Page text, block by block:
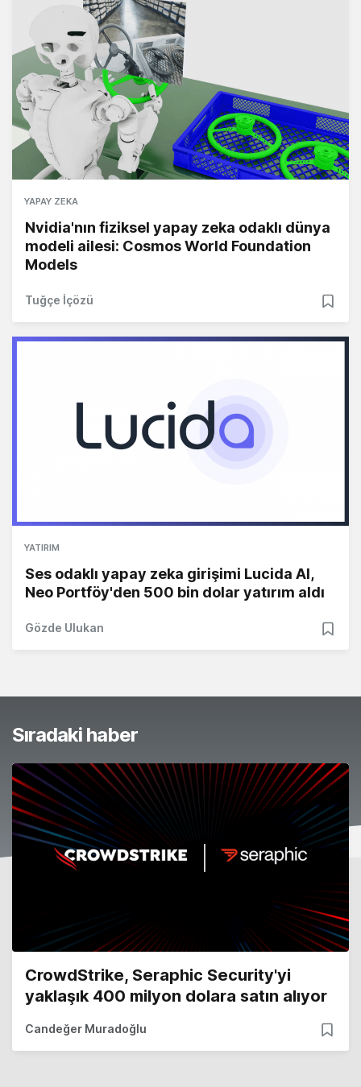
YAPAY ZEKA
Nvidia'nın fiziksel yapay zeka odaklı dünya
modeli ailesi: Cosmos World Foundation
Models
Tuğçe İçözü
YATIRIM
Ses odaklı yapay zeka girişimi Lucida AI,
Neo Portföy'den 500 bin dolar yatırım aldı
Gözde Ulukan
Sıradaki haber
CrowdStrike, Seraphic Security'yi
yaklaşık 400 milyon dolara satın alıyor
Candeğer Muradoğlu